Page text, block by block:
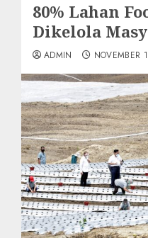
80% Lahan
Dikelola
ADMIN NOVEMBER